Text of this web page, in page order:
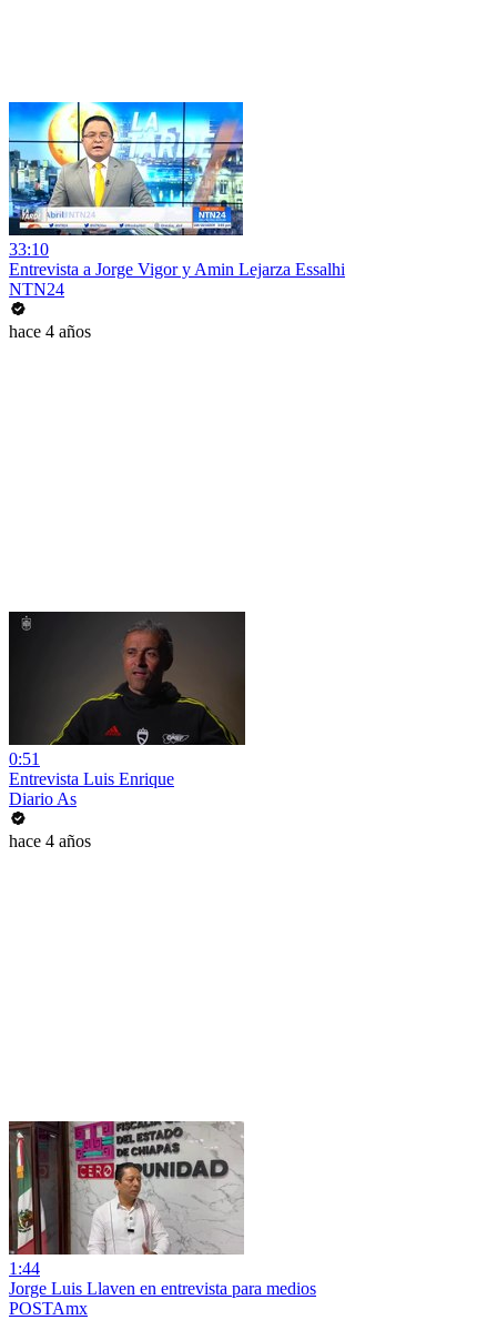
33:10
Entrevista a Jorge Vigor y Amin Lejarza Essalhi
NTN24
hace 4 años
0:51
Entrevista Luis Enrique
Diario As
hace 4 años
1:44
Jorge Luis Llaven en entrevista para medios
POSTAmx